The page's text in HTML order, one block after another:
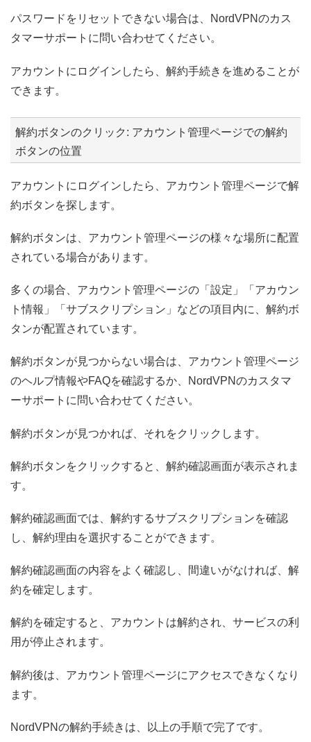
パスワードをリセットできない場合は、NordVPNのカス
タマーサポートに問い合わせてください。
アカウントにログインしたら、解約手続きを進めることが
できます。
解約ボタンのクリック: アカウント管理ページでの解約
ボタンの位置
アカウントにログインしたら、アカウント管理ページで解
約ボタンを探します。
解約ボタンは、アカウント管理ページの様々な場所に配置
されている場合があります。
多くの場合、アカウント管理ページの「設定」「アカウン
ト情報」「サブスクリプション」などの項目内に、解約ボ
タンが配置されています。
解約ボタンが見つからない場合は、アカウント管理ページ
のヘルプ情報やFAQを確認するか、NordVPNのカスタマ
ーサポートに問い合わせてください。
解約ボタンが見つかれば、それをクリックします。
解約ボタンをクリックすると、解約確認画面が表示されま
す。
解約確認画面では、解約するサブスクリプションを確認
し、解約理由を選択することができます。
解約確認画面の内容をよく確認し、間違いがなければ、解
約を確定します。
解約を確定すると、アカウントは解約され、サービスの利
用が停止されます。
解約後は、アカウント管理ページにアクセスできなくなり
ます。
NordVPNの解約手続きは、以上の手順で完了です。